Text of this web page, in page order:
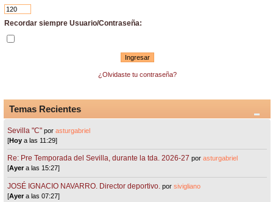
Recordar siempre Usuario/Contraseña:
¿Olvidaste tu contraseña?
Temas Recientes
Sevilla "C"porasturgabriel
[Hoy a las 11:29]
Re: Pre Temporada del Sevilla, durante la tda. 2026-27 porasturgabriel
[Ayera las 15:27]
JOSÉ IGNACIO NAVARRO. Director deportivo. porsivigliano
[Ayera las 07:27]